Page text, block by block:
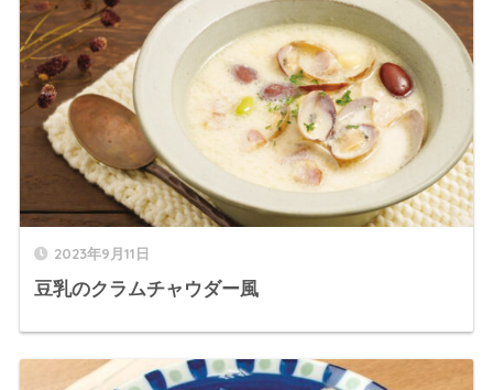
2023年9月11日
豆乳のクラムチャウダー風